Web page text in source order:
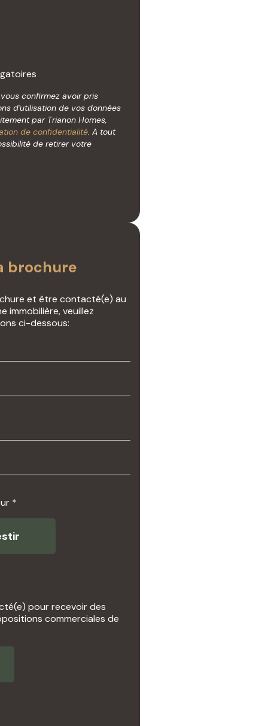
confirmez avoir pris
d'utilisation de vos données
par Trianon Homes,
de confidentialité. A tout
de retirer votre
brochure
et être contacté(e) au
immobilière, veuillez
ci-dessous:
*
pour recevoir des
commerciales de